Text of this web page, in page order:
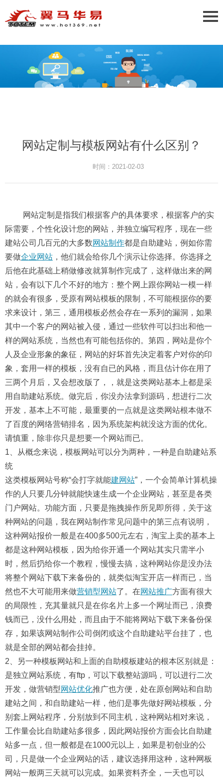
网站定制与模板网站有什么区别？
时间：2021-02-03
网站定制是指我们根据客户的具体要求，根据客户的实
际需要，个性化设计您的网站，并独立编写程序，现在一些
建站公司几百元的大多数网站制作都是自助建站，例如你需
要做企业网站 ，他们就会给你几个演示让你选择。你选择之
后他在此基础上稍做修改就算制作完成了，这样做出来的网
站，会有以下几个不好的地方：整个网上跟你网站一模一样
的就会有很多，受原有网站模板的限制，不可能根据你的要
求来设计，第三，通用模板必然会存在一系列的漏洞，如果
其中一个客户的网站被入侵，通过一些软件可以扫出和他一
样的网站系统，当然也有可能包括你的。第四，网站是你个
人及企业形象的象征，网站的好坏首先决定着客户对你的印
象，套用一样的模板，没有自已的风格，而且估计你在用了
三两个月后，又会想改版了，，就是这类网站基本上都是采
用自助建站系统。做完后，你没办法拿到源码，想进行二次
开发，基本上不可能，最重要的一点就是这类网站根本做不
了百度的网络营销排名，因为系统架构就没这方面的优化。
请慎重，除非你只是想要一个网站而已。
1、从概念来说，模板网站可以分为两种，一种是自助建站系
统
这类模板网站号称“会打字就能建网站”，一个会简单计算机操
作的人只要几分钟就能快速生成一个企业网站，甚至是各类
门户网站。功能方面，只要是拖拽操作所见即所得，关于这
种网站的问题，我在网站制作常见问题中的第三点有说明，
这种网站报价一般是在400多500元左右，淘宝上卖的基本上
都是这种网站模板，因为给你开通一个网站其实只需半小
时，然后扔给你一个教程，慢慢去搞，这种网站你是没办法
将整个网站下载下来备份的，就类似淘宝开店一样而已，当
然也不大可能用来做营销型网站了。在网站推广方面有很大
的局限性，充其量就只是在你名片上多一个网址而已，浪费
钱而已，没什么用处，而且由于不能将网站下载下来备份保
存，如果该网站制作公司倒闭或这个自助建站平台挂了，也
就是全部的网站都会挂掉。
2、另一种模板网站和上面的自助模板建站的根本区别就是：
是独立网站系统，有ftp，可以下载整站源吗，可以进行二次
开发，做营销型网站优化推广也方便，处在原创网站和自助
建站之间，和自助建站一样，他们是事先做好网站模板，分
别套上网站程序，分别放到不同主机，这种网站相对来说，
工作量会比自助建站多很多，因此网站报价方面会比自助建
站多一点，但一般都是在1000元以上，如果是初创业的公
司，只是做一个企业网站的话，建议选择用这种，这种网板
网站一般两三天就可以完成。如果资料齐全，一天也可以